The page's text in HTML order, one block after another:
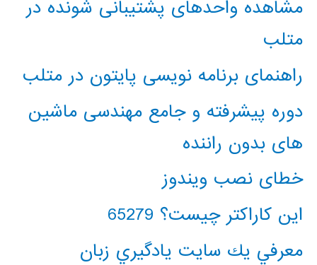
مشاهده واحدهای پشتیبانی شونده در
متلب
راهنمای برنامه نویسی پایتون در متلب
دوره پیشرفته و جامع مهندسی ماشین
های بدون راننده
خطای نصب ویندوز
این کاراکتر چیست؟ 65279
معرفي يك سايت يادگيري زبان